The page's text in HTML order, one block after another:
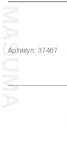
Артикул: 37467